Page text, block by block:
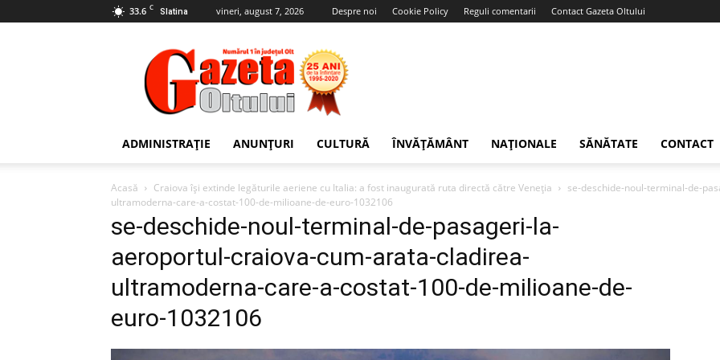
33.6 C Slatina vineri, august 7, 2026 Despre noi Cookie Policy Reguli comentarii Contact Gazeta Oltului
Gazeta
Oltului
ADMINISTRAȚIE ANUNȚURI CULTURĂ ÎNVĂȚĂMÂNT NAȚIONALE SĂNĂTATE CONTACT
Acasă Craiova își extinde legăturile aeriene cu Italia: a fost inaugurată ruta directă către Veneția
se-deschide-noul-terminal-de-
ultramoderna-care-a-costat-100-de-milioane-de-euro-1032106
se-deschide-noul-terminal-de-pasageri-la-
aeroportul-craiova-cum-arata-cladirea-
ultramoderna-care-a-costat-100-de-milioane-de-
euro-1032106